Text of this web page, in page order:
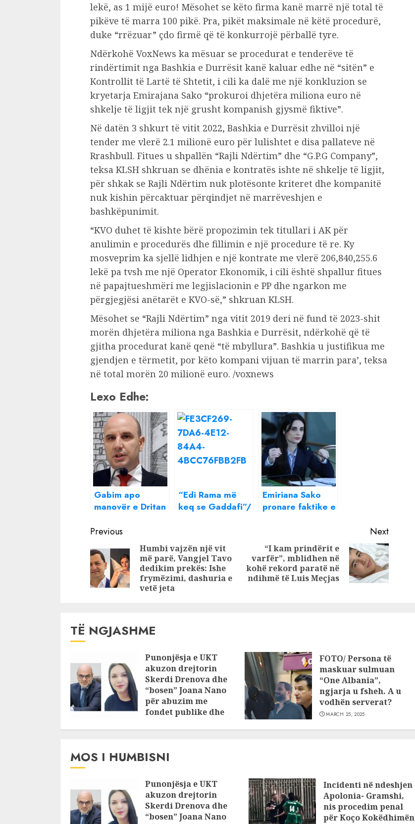
lekë, as 1 mijë euro! Mësohet se këto firma kanë marrë një total të
pikëve të marra 100 pikë. Pra, pikët maksimale në këtë procedurë,
duke “rrëzuar” çdo firmë që të konkurrojë përballë tyre.
Ndërkohë VoxNews ka mësuar se procedurat e tenderëve të
rindërtimit nga Bashkia e Durrësit kanë kaluar edhe në “sitën” e
Kontrollit të Lartë të Shtetit, i cili ka dalë me një konkluzion se
kryetarja Emirajana Sako “prokuroi dhjetëra miliona euro në
shkelje të ligjit tek një grusht kompanish gjysmë fiktive”.
Në datën 3 shkurt të vitit 2022, Bashkia e Durrësit zhvilloi një
tender me vlerë 2.1 milionë euro për lulishtet e disa pallateve në
Rrashbull. Fitues u shpallën “Rajli Ndërtim” dhe “G.P.G Company”,
teksa KLSH shkruan se dhënia e kontratës ishte në shkelje të ligjit,
për shkak se Rajli Ndërtim nuk plotësonte kriteret dhe kompanitë
nuk kishin përcaktuar përqindjet në marrëveshjen e
bashkëpunimit.
“KVO duhet të kishte bërë propozimin tek titullari i AK për
anulimin e procedurës dhe fillimin e një procedure të re. Ky
mosveprim ka sjellë lidhjen e një kontrate me vlerë 206,840,255.6
lekë pa tvsh me një Operator Ekonomik, i cili është shpallur fitues
në papajtueshmëri me legjislacionin e PP dhe ngarkon me
përgjegjësi anëtarët e KVO-së,” shkruan KLSH.
Mësohet se “Rajli Ndërtim” nga vitit 2019 deri në fund të 2023-shit
morën dhjetëra miliona nga Bashkia e Durrësit, ndërkohë që të
gjitha procedurat kanë qenë “të mbyllura”. Bashkia u justifikua me
gjendjen e tërmetit, por këto kompani vijuan të marrin para’, teksa
në total morën 20 milionë euro. /voxnews
Lexo Edhe:
Gabim apo
manovër e Dritan
i Bashës merr
gjysma e fondit
limit
“Edi Rama më
keq se Gaddafi”/
merr tenderat me
99.9% të fondit
limit për rrugët
Emiriana Sako
pronare faktike e
masakrën me
fondet publike
Continue
Reading
Previous
Previous
post:
Humbi vajzën një vit
më parë, Vangjel Tavo
dedikim prekës: Ishe
frymëzimi, dashuria e
vetë jeta
Next
Next
post:
“I kam prindërit e
varfër”, mblidhen në
kohë rekord paratë në
ndihmë të Luis Meçjas
TË NGJASHME
Punonjësja e UKT
akuzon drejtorin
Skerdi Drenova dhe
“bosen” Joana Nano
për abuzim me
fondet publike dhe
FOTO/ Persona të
maskuar sulmuan
“One Albania”,
ngjarja u fsheh. A u
vodhën serverat?
MARCH 25, 2025
MOS I HUMBISNI
Punonjësja e UKT
akuzon drejtorin
Skerdi Drenova dhe
“bosen” Joana Nano
Incidenti në ndeshjen
Apolonia- Gramshi,
nis procedim penal
për Koço Kokëdhimën